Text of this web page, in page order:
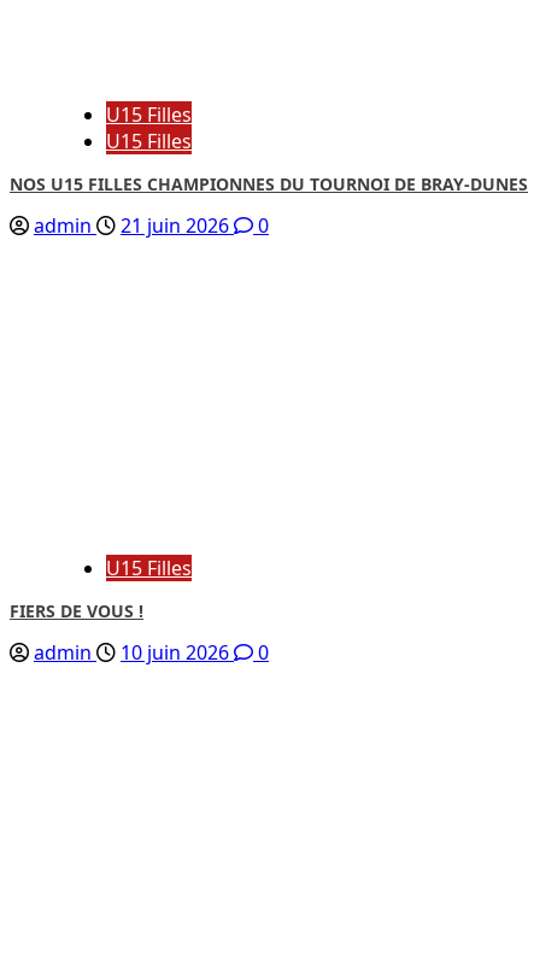
U15 Filles
U15 Filles
NOS U15 FILLES CHAMPIONNES DU TOURNOI DE BRAY-DUNES
admin 21 juin 2026 0
U15 Filles
FIERS DE VOUS !
admin 10 juin 2026 0